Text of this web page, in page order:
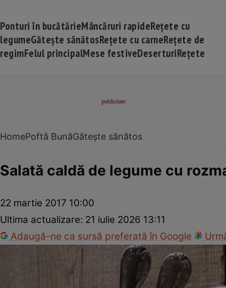
Ponturi în bucătărieMâncăruri rapideRețete cu
legumeGătește sănătosRețete cu carneRețete de
regimFelul principalMese festiveDeserturiRețete
HomePoftă BunăGătește sănătos
Salată caldă de legume cu
22 martie 2017 10:00
Ultima actualizare: 21 iulie 2026 13:11
Adaugă-ne ca sursă preferată în Google